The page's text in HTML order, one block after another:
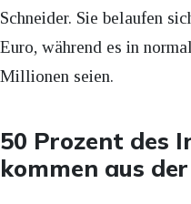
Schneider. Sie belaufen
Euro, während es in
Millionen seien.
50 Prozent des
kommen aus